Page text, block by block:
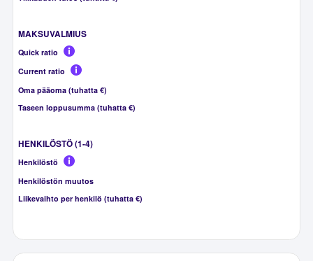
MAKSUVALMIUS
Quick ratio
Current ratio
Oma pääoma (tuhatta €)
Taseen loppusumma (tuhatta €)
HENKILÖSTÖ (1-4)
Henkilöstö
Henkilöstön muutos
Liikevaihto per henkilö (tuhatta €)